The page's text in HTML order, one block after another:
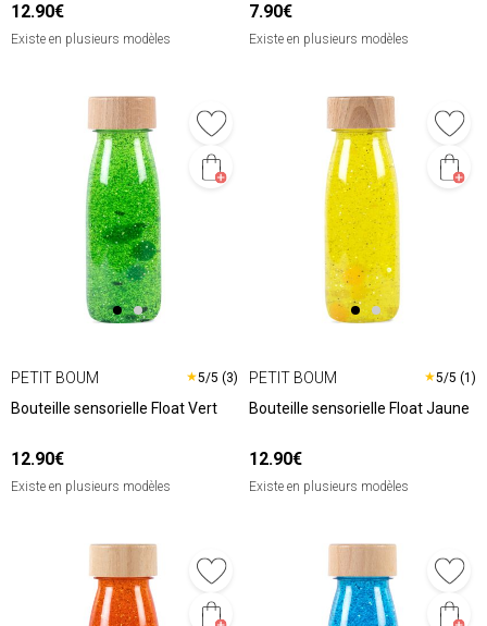
12.90€
Existe en plusieurs modèles
7.90€
Existe en plusieurs modèles
PETIT BOUM ★5/5 (3)
Bouteille sensorielle Float Vert
12.90€
Existe en plusieurs modèles
PETIT BOUM ★5/5 (1)
Bouteille sensorielle Float Jaune
12.90€
Existe en plusieurs modèles